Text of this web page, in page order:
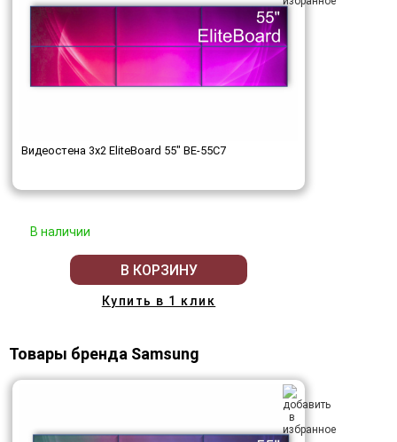
Видеостена 3x2 EliteBoard 55" BE-55C7
В наличии
В КОРЗИНУ
Купить в 1 клик
Товары бренда Samsung